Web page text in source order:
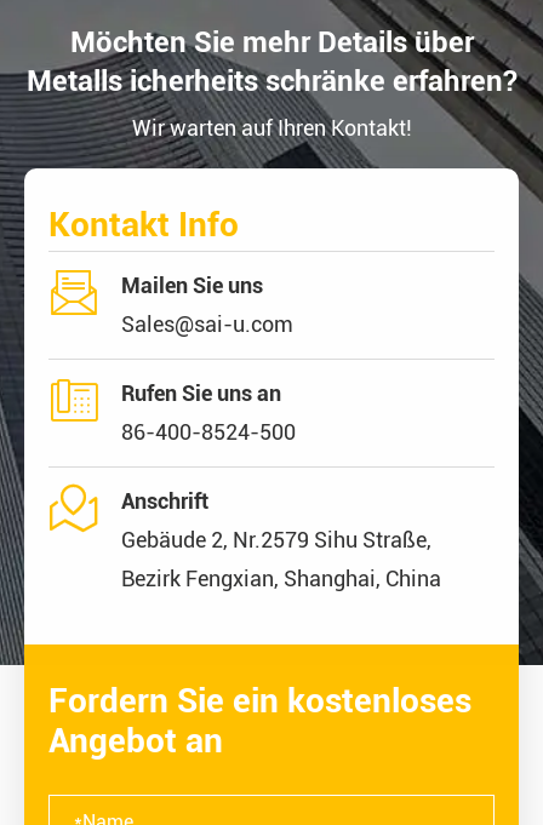
Möchten Sie mehr Details über
Metalls icherheits schränke erfahren?
Wir warten auf Ihren Kontakt!
Kontakt Info

Mailen Sie uns
Sales@sai-u.com

Rufen Sie uns an
86-400-8524-500

Anschrift
Gebäude 2, Nr.2579 Sihu Straße,
Bezirk Fengxian, Shanghai, China
Fordern Sie ein kostenloses
Angebot an